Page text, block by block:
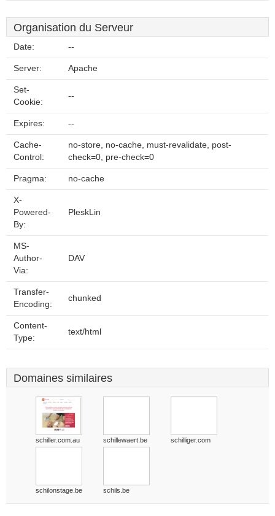
Organisation du Serveur
Date: --
Server: Apache
Set-
Cookie:
--
Expires: --
Cache-
Control:
no-store, no-cache, must-revalidate, post-
check=0, pre-check=0
Pragma: no-cache
X-
Powered-
By:
PleskLin
MS-
Author-
Via:
DAV
Transfer-
Encoding:
chunked
Content-
Type:
text/html
Domaines similaires
schiller.com.au schillewaert.be schilliger.com
schilonstage.be schils.be